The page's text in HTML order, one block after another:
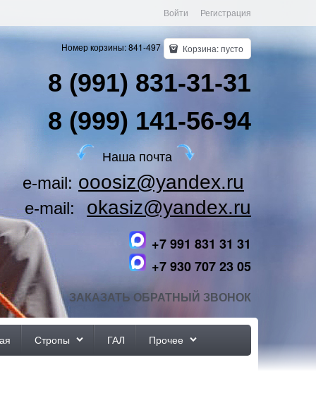
Войти Регистрация
Номер корзины: 841-497 Корзина:пусто
8 (991) 831-31-31
8 (999) 141-56-94
Наша почта
e-mail: ooosiz@yandex.ru
e-mail: okasiz@yandex.ru
+7 991 831 31 31
+7 930 707 23 05
ЗАКАЗАТЬ ОБРАТНЫЙ ЗВОНОК
Стропы ГАЛ Прочее